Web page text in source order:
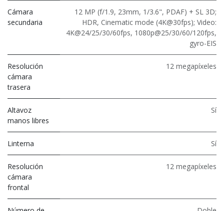
Cámara
secundaria
12 MP (f/1.9, 23mm, 1/3.6", PDAF) + SL 3D;
HDR, Cinematic mode (4K@30fps); Video:
4K@24/25/30/60fps, 1080p@25/30/60/120fps,
gyro-EIS
Resolución
cámara
trasera
12 megapíxeles
Altavoz
manos libres
Sí
Linterna Sí
Resolución
cámara
frontal
12 megapíxeles